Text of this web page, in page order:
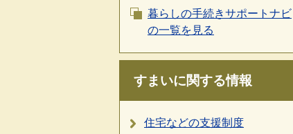
暮らしの手続きサポートナビ
の一覧を見る
すまいに関する情報
住宅などの支援制度